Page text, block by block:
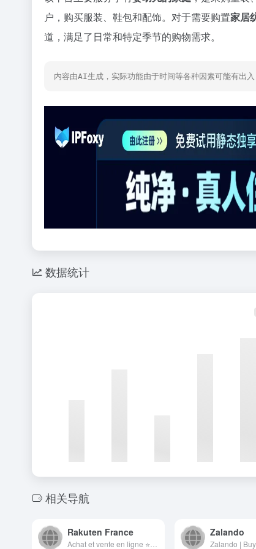
户，购买服装、鞋包和配饰。对于需要购置家居
道，满足了日常和特定季节的购物需求。
内容由AI生成，实际功能由于时间等各种因素可能有出
数据统计
相关导航
Rakuten France Zalando